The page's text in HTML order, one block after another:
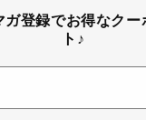
ガ登録でお得なク
ト♪